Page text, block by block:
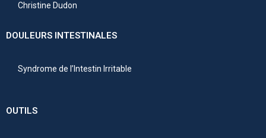
Christine Dudon
DOULEURS INTESTINALES
Syndrome de l’Intestin Irritable
OUTILS